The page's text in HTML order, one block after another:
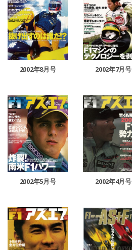
2002年8月号 2002年7月号
2002年5月号 2002年4月号